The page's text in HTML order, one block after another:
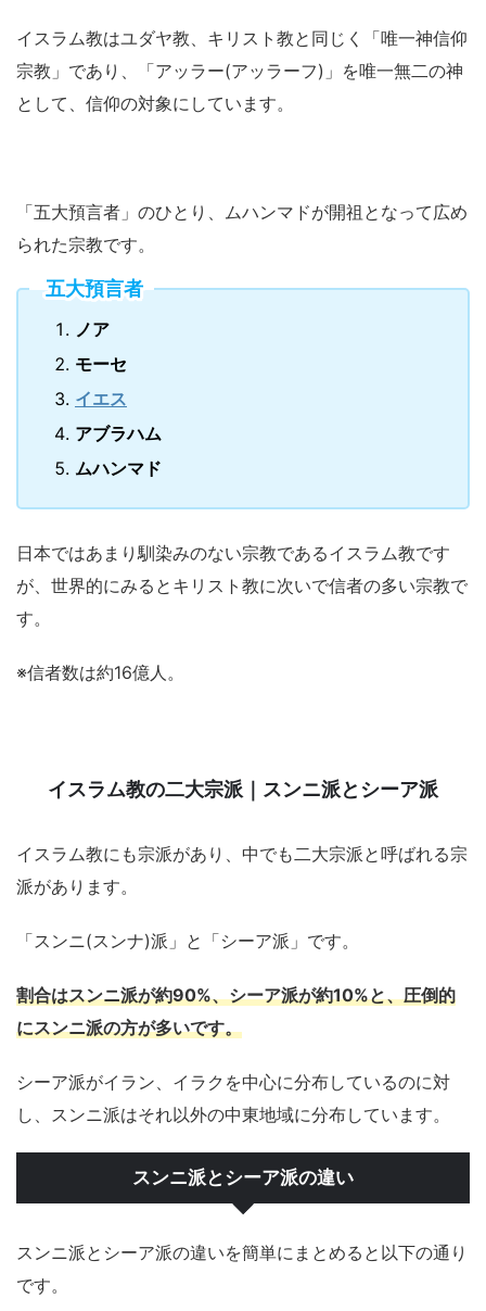
イスラム教はユダヤ教、キリスト教と同じく「唯一神信仰
宗教」であり、「アッラー(アッラーフ)」を唯一無二の神
として、信仰の対象にしています。
「五大預言者」のひとり、ムハンマドが開祖となって広め
られた宗教です。
五大預言者
ノア
モーセ
イエス
アブラハム
ムハンマド
日本ではあまり馴染みのない宗教であるイスラム教です
が、世界的にみるとキリスト教に次いで信者の多い宗教で
す。
※信者数は約16億人。
イスラム教の二大宗派｜スンニ派とシーア派
イスラム教にも宗派があり、中でも二大宗派と呼ばれる宗
派があります。
「スンニ(スンナ)派」と「シーア派」です。
割合はスンニ派が約90%、シーア派が約10%と、圧倒的
にスンニ派の方が多いです。
シーア派がイラン、イラクを中心に分布しているのに対
し、スンニ派はそれ以外の中東地域に分布しています。
スンニ派とシーア派の違い
スンニ派とシーア派の違いを簡単にまとめると以下の通り
です。